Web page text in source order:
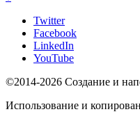
Twitter
Facebook
LinkedIn
YouTube
©2014-2026 Создание и
Использование и